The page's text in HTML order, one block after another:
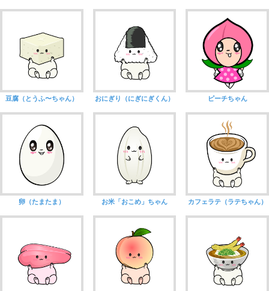
豆腐（とうふ〜ちゃん） おにぎり（にぎにぎくん） ピーチちゃん
卵（たまたま） お米「おこめ」ちゃん カフェラテ（ラテちゃん）